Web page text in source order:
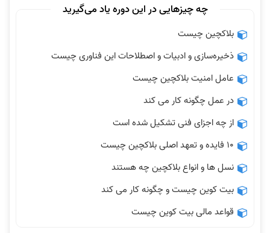
چه چیزهایی در این دوره یاد می‌گیرید
بلاکچین چیست
ذخیره‌سازی و ادبیات و اصطلاحات این فناوری چیست
عامل امنیت بلاکچین چیست
در عمل چگونه کار می کند
از چه اجزای فنی تشکیل شده است
نسل ها و انواع بلاکچین چه هستند
بیت کوین چیست و چگونه کار می کند
قواعد مالی بیت کوین چیست